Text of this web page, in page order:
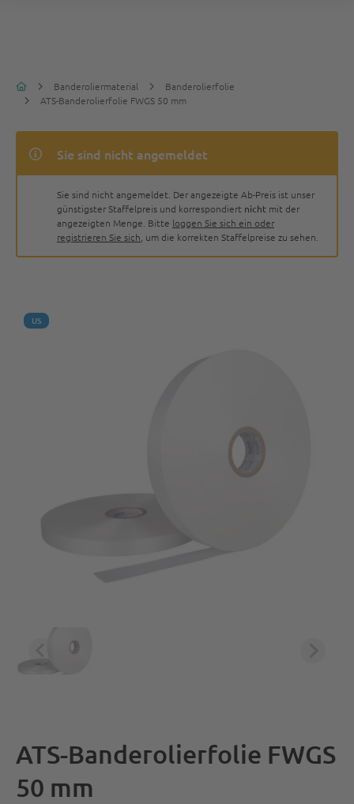
Banderoliermaterial
Banderolierfolie
ATS-Banderolierfolie FWGS 50 mm
Sie sind nicht angemeldet
Sie sind nicht angemeldet. Der angezeigte Ab-Preis ist unser
günstigster Staffelpreis und korrespondiert nicht mit der
angezeigten Menge. Bitte loggen Sie sich ein oder
registrieren Sie sich , um die korrekten Staffelpreise zu sehen.
US
ATS-Banderolierfolie FWGS
50 mm